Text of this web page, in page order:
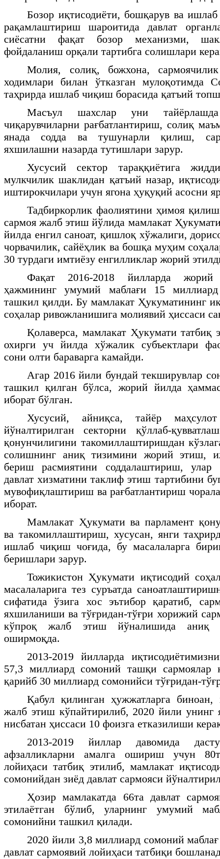
Бозор иқтисодиёти, бошқарув ва
рақамлаштириш шароитида давлат
сиёсатни фақат бозор механизми,
фойдаланиш орқали тартибга солишлари
Молия, солиқ, божхона,
ходимлари билан ўтказган мулоқотимда
таҳрирда ишлаб чиқиш борасида қатъий
Масъул шахслар уни
чиқарувчиларни рағбатлантириш, солиқ
янада содда ва тушунарли қилиш,
яхшилашни назарда тутишлари зарур.
Хусусий сектор тараққиётига
мулкчилик шаклидан қатъий назар,
иштирокчилари учун ягона ҳуқуқий асосни
Тадбиркорлик фаолиятини ҳимоя
сармоя жалб этиш йўлида мамлакат
йилда енгил саноат, қишлоқ хўжалиги,
чорвачилик, сайёҳлик ва бошқа муҳим
30 турдаги имтиёзу енгилликлар жорий
Фақат 2016-2018 йилларда жорий
ҳажмининг умумий маблағи 15
ташкил қилди. Бу мамлакат Ҳукуматининг
соҳалар ривожланишига молиявий ҳиссаси
Қолаверса, мамлакат Ҳукумати татбиқ
охирги уч йилда хўжалик субъектлари
сони олти бараварга камайди.
Агар 2016 йили бундай текширувлар
ташкил қилган бўлса, жорий йилда
иборат бўлган.
Хусусий, айниқса, тайёр
йўналтирилган секторни қўллаб-
қонунчилигини такомиллаштиришдан
солишнинг аниқ тизимини жорий этиш,
бериш расмиятини соддалаштириш, улар
давлат хизматини таклиф этиш тартибини
мувофиқлаштириш ва рағбатлантириш
иборат.
Мамлакат Ҳукумати ва парламент
ва такомиллаштириш, хусусан, янги
ишлаб чиқиш чоғида, бу масалаларга
беришлари зарур.
Тожикистон Ҳукумати иқтисодий
масалаларига тез суръатда
сифатида ўзига хос эътибор қаратиб,
яхшиланиши ва тўғридан-тўғри хорижий
кўпроқ жалб этиш йўналишида аниқ
оширмоқда.
2013-2019 йилларда
57,3 миллиард сомоний ташқи сармоялар
қарийб 30 миллиард сомонийси тўғридан-
Қабул қилинган ҳужжатларга биноан,
жалб этиш кўпайтирилиб, 2020 йили унинг
нисбатан ҳиссаси 10 фоизга етказилиши
2013-2019 йиллар давомида
афзалликларни амалга ошириш учун
лойиҳаси татбиқ этилиб, мамлакат
сомонийдан зиёд давлат сармояси
Ҳозир мамлакатда 66та давлат
этилаётган бўлиб, уларнинг умумий
сомонийни ташкил қилади.
2020 йили 3,8 миллиард сомоний маблағ
давлат сармоявий лойиҳаси татбиқи